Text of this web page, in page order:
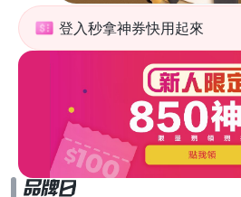
登入秒拿神券快用起來